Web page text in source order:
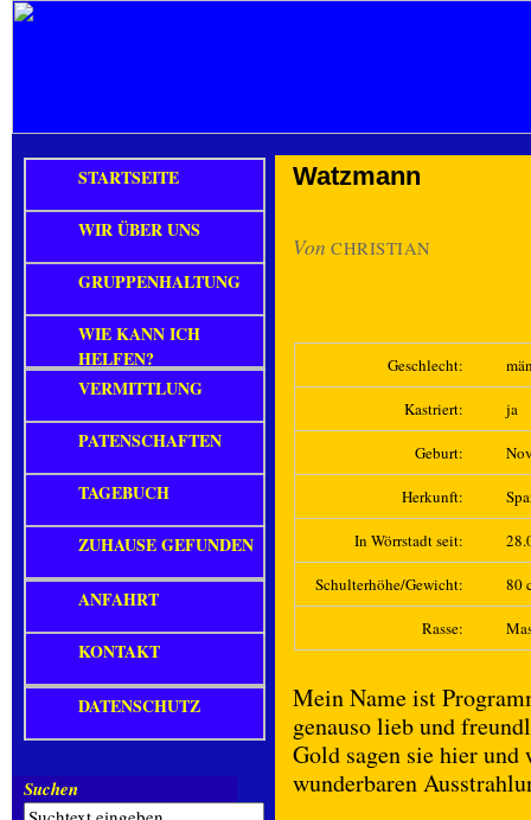
Watzmann
Von CHRISTIAN
Geschlecht:
Kastriert: ja
Geburt:
Herkunft:
In Wörrstadt seit:
Schulterhöhe/Gewicht: 80
Rasse:
Mein Name ist
genauso lieb und
Gold sagen sie hier
wunderbaren
STARTSEITE
WIR ÜBER UNS
GRUPPENHALTUNG
WIE KANN ICH
HELFEN?
VERMITTLUNG
PATENSCHAFTEN
TAGEBUCH
ZUHAUSE GEFUNDEN
ANFAHRT
KONTAKT
DATENSCHUTZ
Suchen